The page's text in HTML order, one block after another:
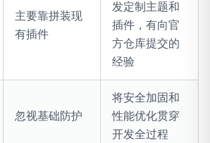
主要靠拼装现
有插件
发定制主题和
插件，有向官
方仓库提交的
经验
忽视基础防护
将安全加固和
性能优化贯穿
开发全过程